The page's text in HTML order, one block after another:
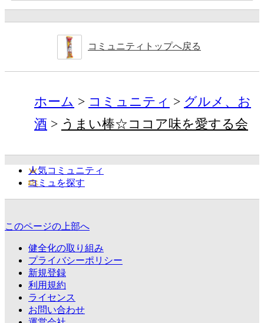
コミュニティトップへ戻る
ホーム コミュニティ
グルメ、お
酒
うまい棒☆ココア味を愛する会
人気コミュニティ
コミュを探す
このページの上部へ
健全化の取り組み
プライバシーポリシー
新規登録
利用規約
ライセンス
お問い合わせ